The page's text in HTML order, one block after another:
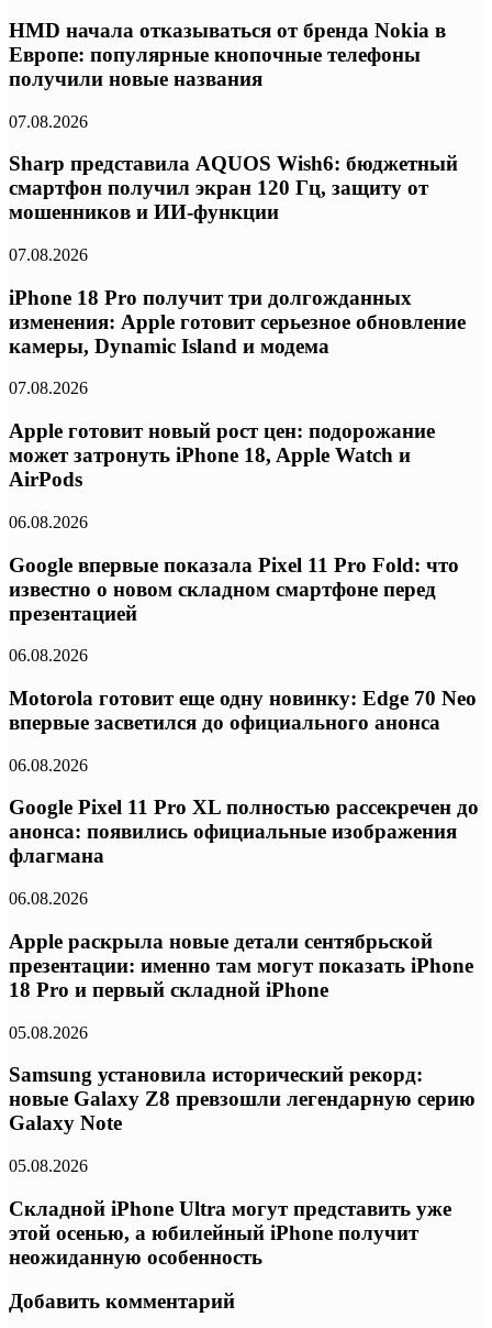
HMD начала отказываться от бренда Nokia в
Европе: популярные кнопочные телефоны
получили новые названия
07.08.2026
Sharp представила AQUOS Wish6: бюджетный
смартфон получил экран 120 Гц, защиту от
мошенников и ИИ-функции
07.08.2026
iPhone 18 Pro получит три долгожданных
изменения: Apple готовит серьезное обновление
камеры, Dynamic Island и модема
07.08.2026
Apple готовит новый рост цен: подорожание
может затронуть iPhone 18, Apple Watch и
AirPods
06.08.2026
Google впервые показала Pixel 11 Pro Fold: что
известно о новом складном смартфоне перед
презентацией
06.08.2026
Motorola готовит еще одну новинку: Edge 70 Neo
впервые засветился до официального анонса
06.08.2026
Google Pixel 11 Pro XL полностью рассекречен до
анонса: появились официальные изображения
флагмана
06.08.2026
Apple раскрыла новые детали сентябрьской
презентации: именно там могут показать iPhone
18 Pro и первый складной iPhone
05.08.2026
Samsung установила исторический рекорд:
новые Galaxy Z8 превзошли легендарную серию
Galaxy Note
05.08.2026
Складной iPhone Ultra могут представить уже
этой осенью, а юбилейный iPhone получит
неожиданную особенность
Добавить комментарий